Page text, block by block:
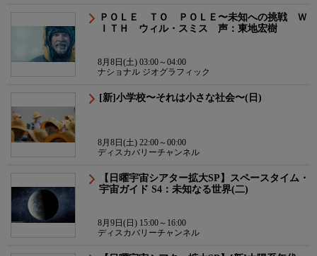
ＰＯＬＥ ＴＯ ＰＯＬＥ〜未知への挑戦 Ｗ
ＩＴＨ ウィル・スミス 声：東地宏樹
8月8日(土) 03:00～04:00
ナショナル ジオグラフィック
[新]小学校〜それは小さな社会〜(日)
8月8日(土) 22:00～00:00
ディスカバリーチャンネル
【日曜宇宙シアター拡大SP】スペースタイム・
宇宙ガイド S4：未知なる世界(二)
8月9日(日) 15:00～16:00
ディスカバリーチャンネル